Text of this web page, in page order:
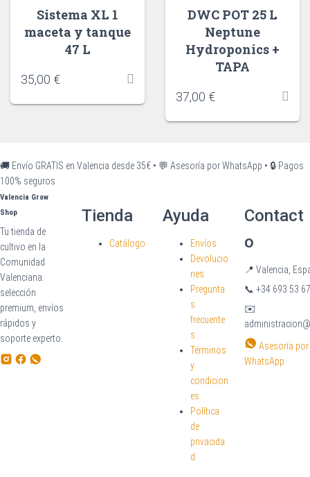
Sistema XL 1
maceta y tanque
47 L
35,00 €
DWC POT 25 L
Neptune
Hydroponics +
TAPA
37,00 €
🚚 Envío GRATIS en Valencia desde 35€ • 💬 Asesoría por WhatsApp • 🔒 Pagos
100% seguros
Valencia Grow
Shop
Tu tienda de
cultivo en la
Comunidad
Valenciana:
selección
premium, envíos
rápidos y
soporte experto.
Tienda
Catálogo
Ayuda
Envíos
Devolucio
nes
Pregunta
s
frecuente
s
Términos
y
condicion
es
Política
de
privacida
d
Contact
o
📍 Valencia,
📞 +34 693 53
✉️
Asesoría por
WhatsApp